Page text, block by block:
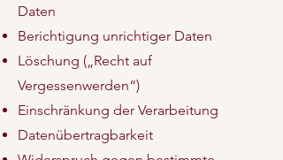
Daten
Berichtigung unrichtiger Daten
Löschung („Recht auf
Vergessenwerden“)
Einschränkung der Verarbeitung
Datenübertragbarkeit